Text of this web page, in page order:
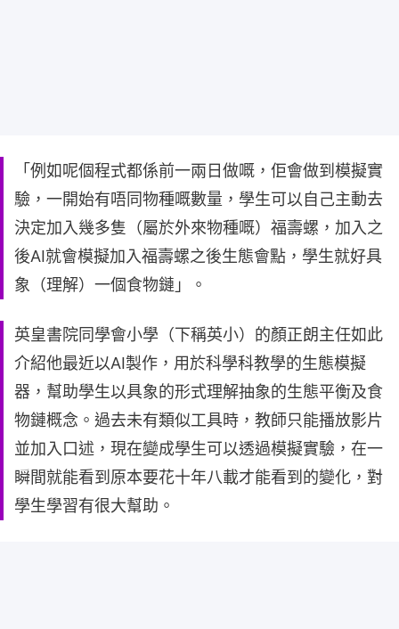
「例如呢個程式都係前一兩日做嘅，佢會做到模擬實
驗，一開始有唔同物種嘅數量，學生可以自己主動去
決定加入幾多隻（屬於外來物種嘅）福壽螺，加入之
後AI就會模擬加入福壽螺之後生態會點，學生就好具
象（理解）一個食物鏈」。
英皇書院同學會小學（下稱英小）的顏正朗主任如此
介紹他最近以AI製作，用於科學科教學的生態模擬
器，幫助學生以具象的形式理解抽象的生態平衡及食
物鏈概念。過去未有類似工具時，教師只能播放影片
並加入口述，現在變成學生可以透過模擬實驗，在一
瞬間就能看到原本要花十年八載才能看到的變化，對
學生學習有很大幫助。